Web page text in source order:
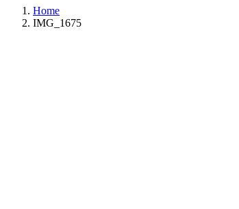
Home
IMG_1675